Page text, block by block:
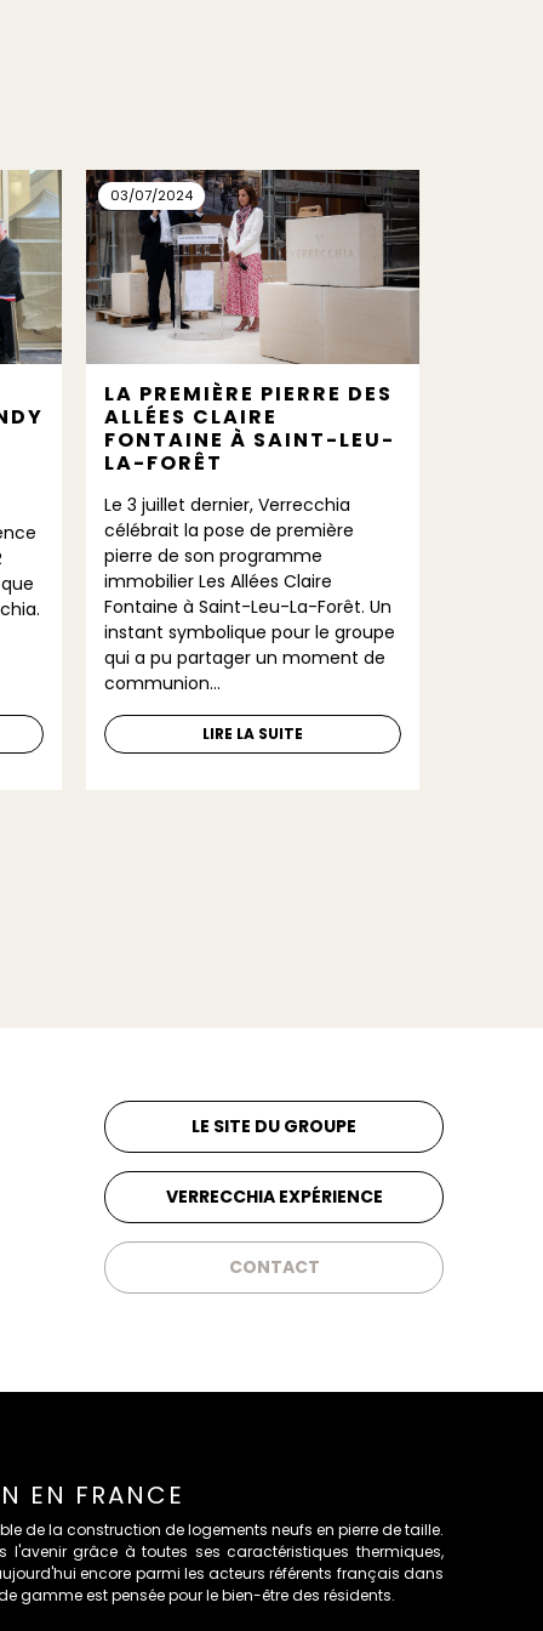
03/07/2024
LA PREMIÈRE PIERRE DES
ALLÉES CLAIRE
FONTAINE À SAINT-LEU-
LA-FORÊT
Le 3 juillet dernier, Verrecchia
célébrait la pose de première
pierre de son programme
immobilier Les Allées Claire
Fontaine à Saint-Leu-La-Forêt. Un
instant symbolique pour le groupe
qui a pu partager un moment de
communion...
LIRE LA SUITE
LE SITE DU GROUPE
VERRECCHIA EXPÉRIENCE
CONTACT
EN FRANCE
de la construction de logements neufs en pierre de taille.
l'avenir grâce à toutes ses caractéristiques thermiques,
encore parmi les acteurs référents français dans
gamme est pensée pour le bien-être des résidents.